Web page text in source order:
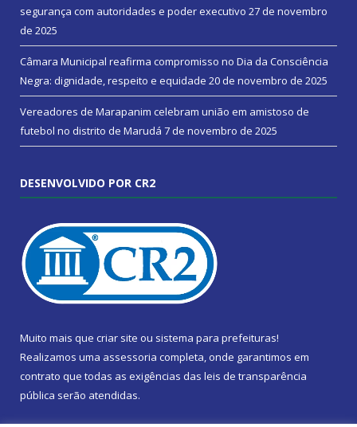
segurança com autoridades e poder executivo 27 de novembro
de 2025
Câmara Municipal reafirma compromisso no Dia da Consciência
Negra: dignidade, respeito e equidade 20 de novembro de 2025
Vereadores de Marapanim celebram união em amistoso de
futebol no distrito de Marudá 7 de novembro de 2025
DESENVOLVIDO POR CR2
Muito mais que criar site ou sistema para prefeituras!
Realizamos uma assessoria completa, onde garantimos em
contrato que todas as exigências das leis de transparência
pública serão atendidas.